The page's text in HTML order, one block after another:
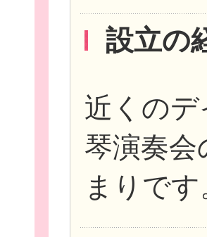
このサイト
設立の
近くの
琴演奏
まりです